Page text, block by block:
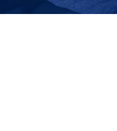
紐解く聖なる物